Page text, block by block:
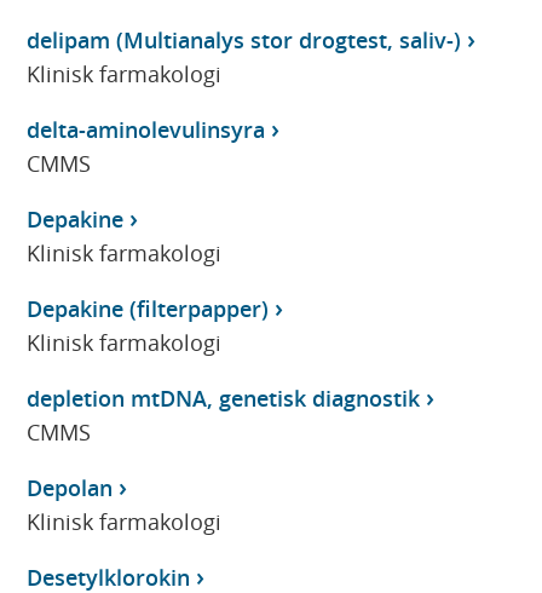
delipam (Multianalys stor drogtest, saliv-)
Klinisk farmakologi
delta-aminolevulinsyra
CMMS
Depakine
Klinisk farmakologi
Depakine (filterpapper)
Klinisk farmakologi
depletion mtDNA, genetisk diagnostik
CMMS
Depolan
Klinisk farmakologi
Desetylklorokin